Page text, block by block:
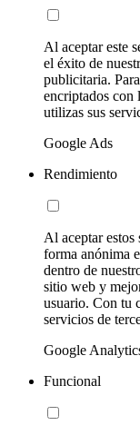
Al aceptar este
el éxito de
publicitaria.
encriptados con
utilizas sus
Google Ads
Rendimiento
Al aceptar estos
forma anónima
dentro de
sitio web y
usuario. Con tu
servicios de
Google
Funcional